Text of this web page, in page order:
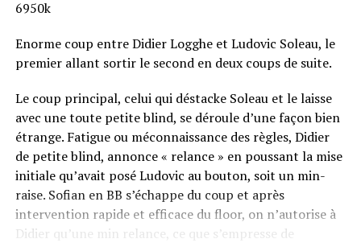
6950k
Enorme coup entre Didier Logghe et Ludovic Soleau, le
premier allant sortir le second en deux coups de suite.
Le coup principal, celui qui déstacke Soleau et le laisse
avec une toute petite blind, se déroule d’une façon bien
étrange. Fatigue ou méconnaissance des règles, Didier
de petite blind, annonce « relance » en poussant la mise
initiale qu’avait posé Ludovic au bouton, soit un min-
raise. Sofian en BB s’échappe du coup et après
intervention rapide et efficace du floor, on n’autorise à
Didier qu’une min relance, ce que s’empresse de